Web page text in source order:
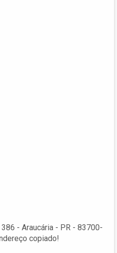
- Araucária - PR - 83700-
copiado!